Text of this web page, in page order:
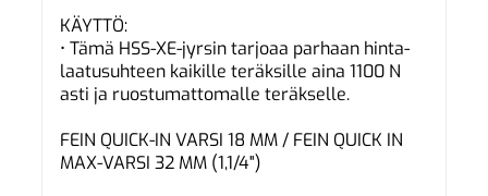
KÄYTTÖ:
• Tämä HSS-XE-jyrsin tarjoaa parhaan hinta-
laatusuhteen kaikille teräksille aina 1100 N
asti ja ruostumattomalle teräkselle.
FEIN QUICK-IN VARSI 18 MM / FEIN QUICK IN
MAX-VARSI 32 MM (1,1/4")